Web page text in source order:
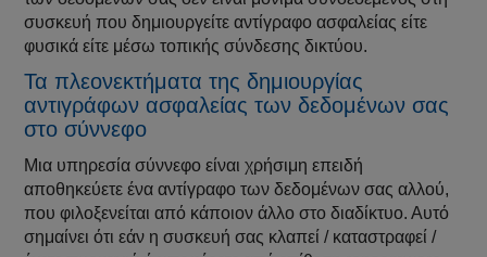
συσκευή που δημιουργείτε αντίγραφο ασφαλείας είτε
φυσικά είτε μέσω τοπικής σύνδεσης δικτύου.
Τα πλεονεκτήματα της δημιουργίας
αντιγράφων ασφαλείας των δεδομένων σας
στο σύννεφο
Μια υπηρεσία σύννεφο είναι χρήσιμη επειδή
αποθηκεύετε ένα αντίγραφο των δεδομένων σας αλλού,
που φιλοξενείται από κάποιον άλλο στο διαδίκτυο. Αυτό
σημαίνει ότι εάν η συσκευή σας κλαπεί / καταστραφεί /